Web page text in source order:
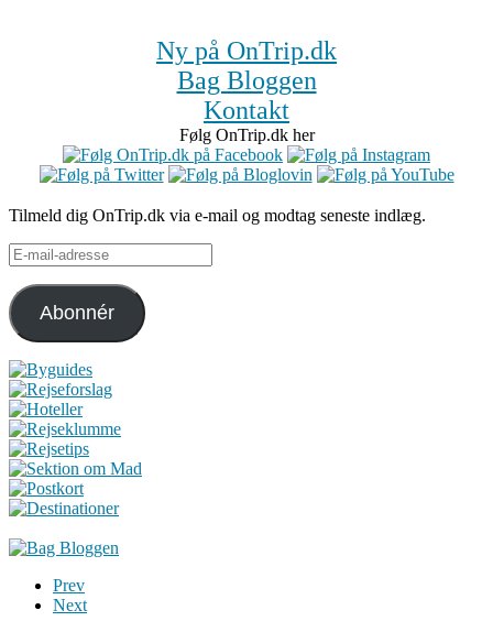
Ny på OnTrip.dk
Bag Bloggen
Kontakt
Følg OnTrip.dk her
Tilmeld dig OnTrip.dk via e-mail og modtag seneste indlæg.
E-
mail-
adresse
Abonnér
Prev
Next